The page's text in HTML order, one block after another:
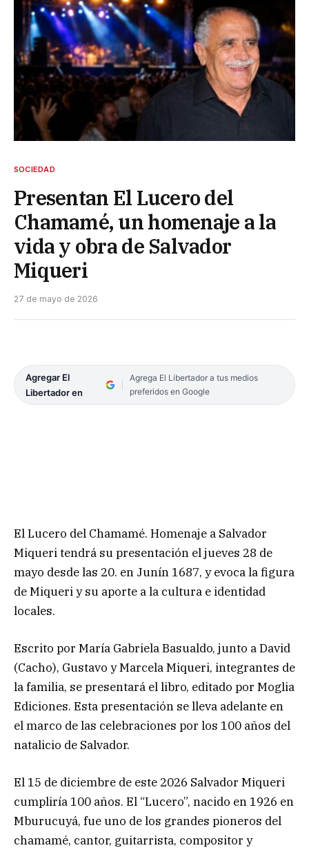
SOCIEDAD
Presentan El Lucero del
Chamamé, un homenaje a la
vida y obra de Salvador
Miqueri
27 de mayo de 2026
Agregar El
Libertador en
Agrega El Libertador a tus medios
preferidos en Google
El Lucero del Chamamé. Homenaje a Salvador
Miqueri tendrá su presentación el jueves 28 de
mayo desde las 20. en Junín 1687, y evoca la figura
de Miqueri y su aporte a la cultura e identidad
locales.
Escrito por María Gabriela Basualdo, junto a David
(Cacho), Gustavo y Marcela Miqueri, integrantes de
la familia, se presentará el libro, editado por Moglia
Ediciones. Esta presentación se lleva adelante en
el marco de las celebraciones por los 100 años del
natalicio de Salvador.
El 15 de diciembre de este 2026 Salvador Miqueri
cumpliría 100 años. El “Lucero”, nacido en 1926 en
Mburucuyá, fue uno de los grandes pioneros del
chamamé, cantor, guitarrista, compositor y